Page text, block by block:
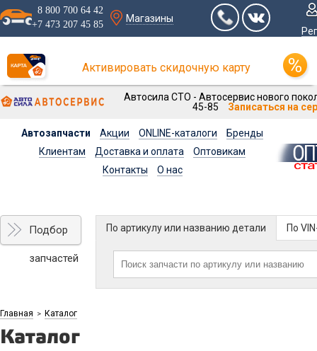
8 800 700 64 42
+7 473 207 45 85
Магазины
Активировать скидочную карту
Автосила СТО - Автосервис нового
45-85
Записаться на
Автозапчасти Акции ONLINE-каталоги
Бренды
Клиентам
Доставка и оплата
Оптовикам
Контакты
О нас
Подбор
запчастей
По артикулу или названию детали По
Главная > Каталог
Каталог